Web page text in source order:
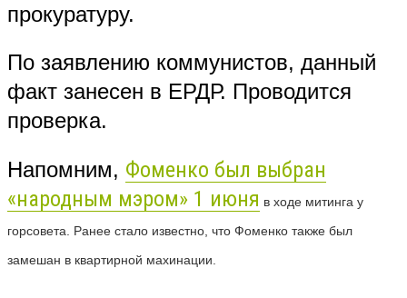
прокуратуру.
По заявлению коммунистов, данный
факт занесен в ЕРДР. Проводится
проверка.
Напомним, Фоменко был выбран
«народным мэром» 1 июня в ходе митинга у
горсовета. Ранее стало известно, что Фоменко также был
замешан в квартирной махинации.